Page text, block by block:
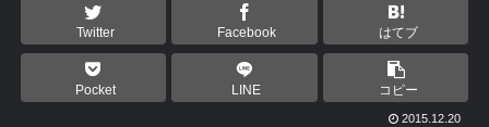
Twitter Facebook はてブ
Pocket LINE コピー
2015.12.20